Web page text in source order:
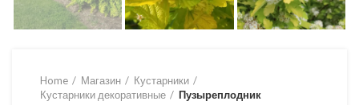
Home Магазин
Кустарники
Кустарники декоративные
Пузыреплодник